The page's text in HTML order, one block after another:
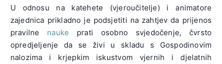
U odnosu na katehete (vjeroučitelje) i animatore
zajednica prikladno je podsjetiti na zahtjev da prijenos
pravilne nauke prati osobno svjedočenje, čvrsto
opredjeljenje da se živi u skladu s Gospodinovim
nalozima i krjepkim iskustvom vjernih i djelatnih